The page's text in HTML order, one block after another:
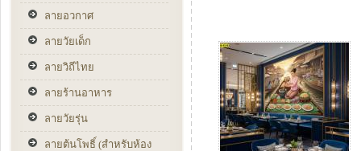
ลายอวกาศ
ลายวัยเด็ก
ลายวิถีไทย
ลายร้านอาหาร
ลายวัยรุ่น
ลายต้นโพธิ์ (สำหรับห้อง